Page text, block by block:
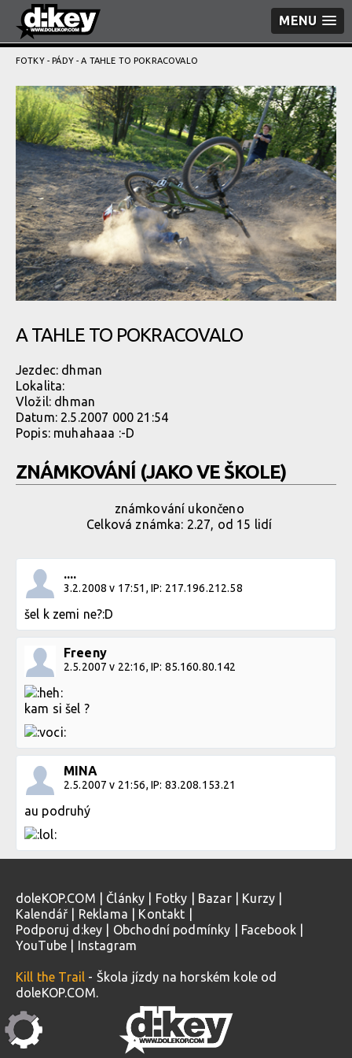
MENU
FOTKY-PÁDY- A TAHLE TO POKRACOVALO
A TAHLE TO POKRACOVALO
Jezdec: dhman
Lokalita:
Vložil: dhman
Datum: 2.5.2007 000 21:54
Popis: muhahaaa :-D
ZNÁMKOVÁNÍ (JAKO VE ŠKOLE)
známkování ukončeno
Celková známka: 2.27, od 15 lidí
....
3.2.2008 v 17:51, IP: 217.196.212.58
šel k zemi ne?:D
Freeny
2.5.2007 v 22:16, IP: 85.160.80.142
kam si šel ?
MINA
2.5.2007 v 21:56, IP: 83.208.153.21
au podruhý
doleKOP.COM Články Fotky Bazar| Kurzy
Kalendář
Reklama Kontakt
Podporuj d:key
Obchodní podmínky Facebook
YouTube
Instagram
Kill the Trail - Škola jízdy na horském kole od
doleKOP.COM.